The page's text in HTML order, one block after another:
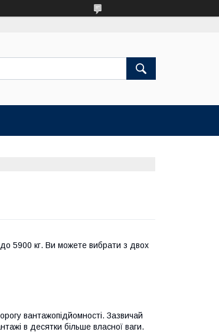
5900 кг. Ви можете вибрати з двох
вантажопідйомності. Зазвичай
в десятки більше власної ваги.